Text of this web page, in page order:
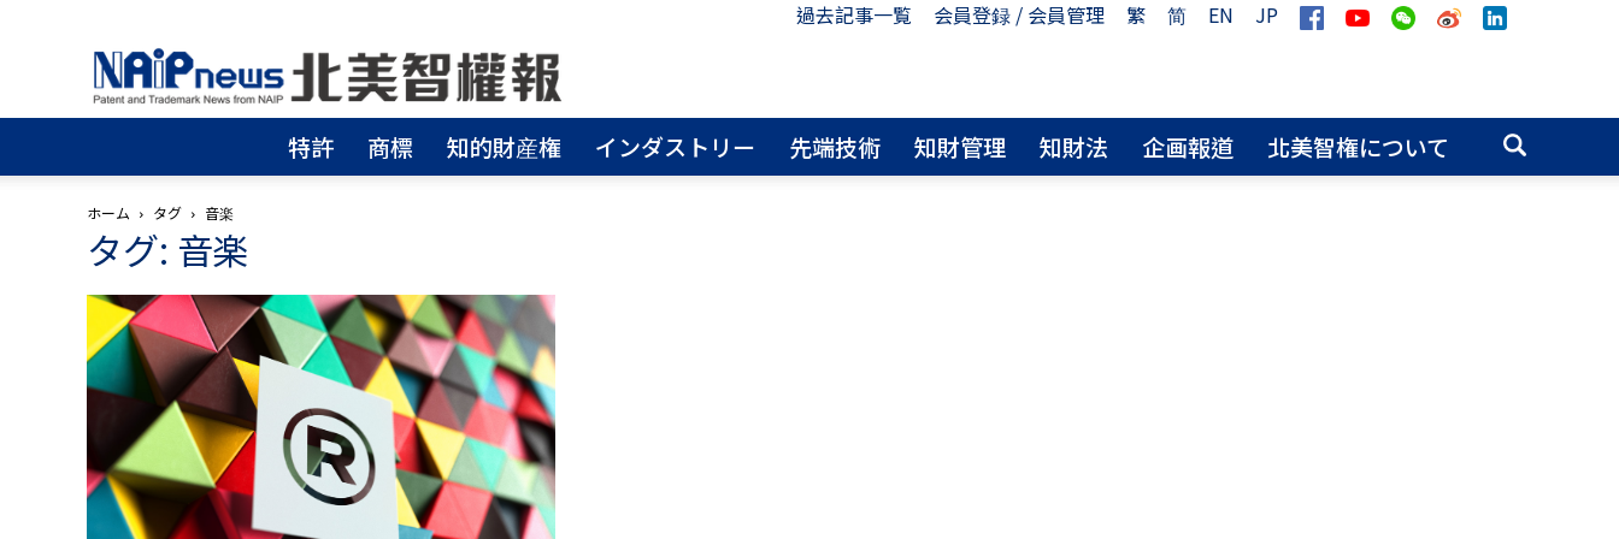
過去記事一覧 会員登録 / 会員管理 繁 简 EN
JP
北
美
智
權
報
│
│
商
標
申
│
侵
權
分
特許 商標 知的財産権 インダストリー 先端技術 知財管理 知財法 企画報道 北美智権について
ホーム タグ 音楽
タグ: 音楽